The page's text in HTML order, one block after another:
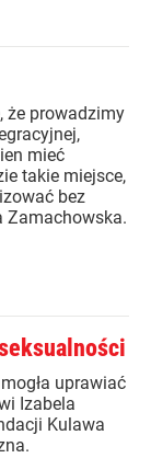
że prowadzimy
mieć
takie miejsce,
bez
Zamachowska.
uprawiać
Izabela
Kulawa